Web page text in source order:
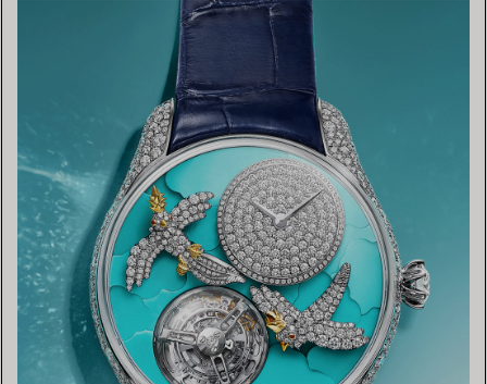
TROVA LA BOUTIQUE PIÙ VICINA A TE